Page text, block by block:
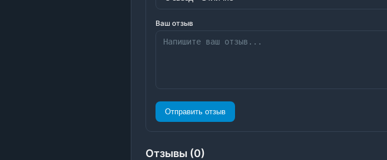
Ваш отзыв
Отправить отзыв
Отзывы (0)